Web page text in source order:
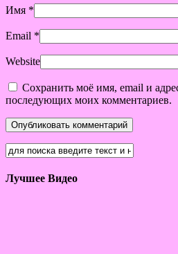
Имя *
Email *
Website
Сохранить моё имя, email и
последующих моих комментариев.
Лучшее Видео